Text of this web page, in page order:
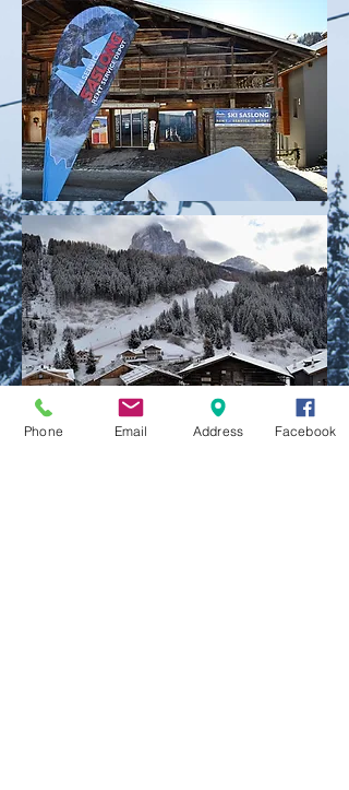
Phone Email Address Facebook